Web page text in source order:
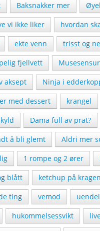
Baksnakker mer
vi ikke liker hvordan
ekte venn trisst og
fjellvett Musesensur
aksept Ninja i
med dessert krangel
Dama full av prat?
å bli glemt Aldri mer
1 rompe og 2 ører
blått ketchup på kragen
ting vemod
hukommelsessvikt